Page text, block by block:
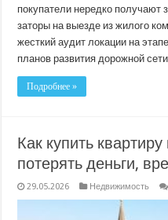
покупатели нередко получают
заторы на выезде из жилого
жесткий аудит локации на
планов развития дорожной
Подробнее »
Как купить
потерять деньги,
29.05.2026 Недвижимость